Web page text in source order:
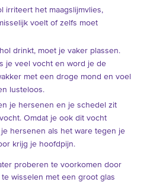
irriteert het maagslijmvlies,
voelt of zelfs moet
drinkt, moet je vaker plassen.
je veel vocht en word je de
met een droge mond en voel
lusteloos.
je hersenen en je schedel zit
Omdat je ook dit vocht
hersenen als het ware tegen je
krijg je hoofdpijn.
proberen te voorkomen door
wisselen met een groot glas